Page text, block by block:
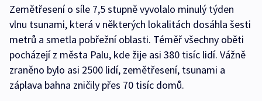
Zemětřesení o síle 7,5 stupně vyvolalo minulý týden
vlnu tsunami, která v některých lokalitách dosáhla šesti
metrů a smetla pobřežní oblasti. Téměř všechny oběti
pocházejí z města Palu, kde žije asi 380 tisíc lidí. Vážně
zraněno bylo asi 2500 lidí, zemětřesení, tsunami a
záplava bahna zničily přes 70 tisíc domů.